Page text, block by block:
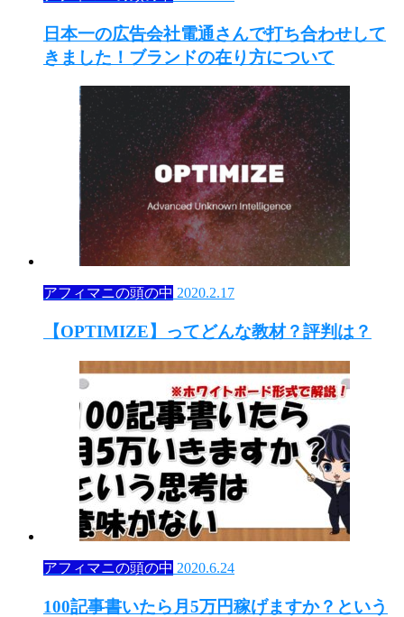
日本一の広告会社電通さんで打ち合わせして
きました！ブランドの在り方について
アフィマニの頭の中 2020.2.17
【OPTIMIZE】ってどんな教材？評判は？
アフィマニの頭の中 2020.6.24
100記事書いたら月5万円稼げますか？という